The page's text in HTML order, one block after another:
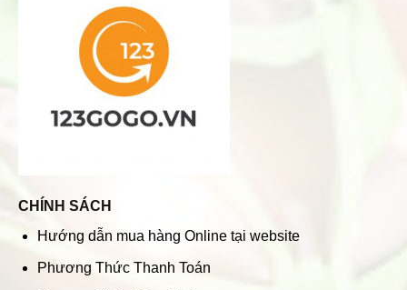
CHÍNH SÁCH
Hướng dẫn mua hàng Online tại website
Phương Thức Thanh Toán